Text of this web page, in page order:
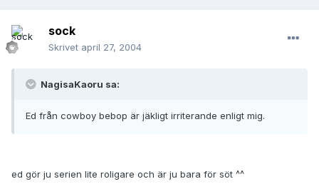
sock
Skrivet april 27, 2004
NagisaKaoru sa:
Ed från cowboy bebop är jäkligt irriterande enligt mig.
ed gör ju serien lite roligare och är ju bara för söt ^^